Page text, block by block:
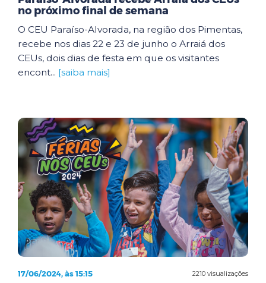
no próximo final de semana
O CEU Paraíso-Alvorada, na região dos Pimentas,
recebe nos dias 22 e 23 de junho o Arraiá dos
CEUs, dois dias de festa em que os visitantes
encont... [saiba mais]
2210 visualizações
17/06/2024, às 15:15